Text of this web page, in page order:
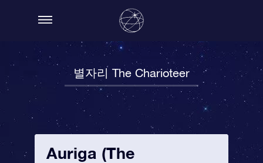
별자리 The Charioteer
Auriga (The